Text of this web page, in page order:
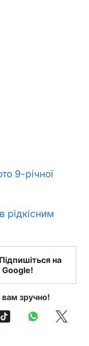
9-річної
рідкісним
на
Google!
зручно!